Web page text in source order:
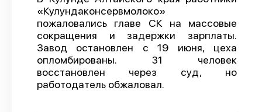
«Кулундаконсервмолоко»
пожаловались главе СК на массовые
сокращения и задержки зарплаты.
Завод остановлен с 19 июня, цеха
опломбированы. 31 человек
восстановлен через суд, но
работодатель обжаловал.